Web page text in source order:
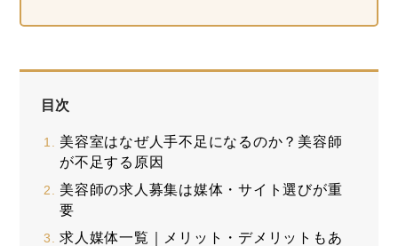
目次
美容室はなぜ人手不足になるのか？美容師
が不足する原因
美容師の求人募集は媒体・サイト選びが重
要
求人媒体一覧｜メリット・デメリットもあ